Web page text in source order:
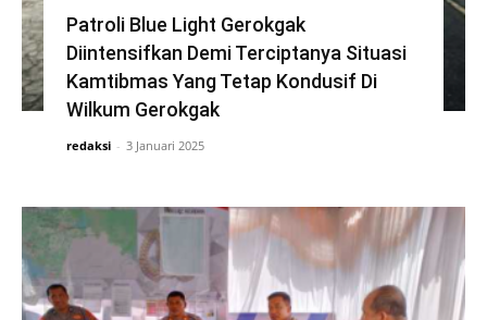
Patroli Blue Light Gerokgak
Diintensifkan Demi Terciptanya Situasi
Kamtibmas Yang Tetap Kondusif Di
Wilkum Gerokgak
redaksi - 3 Januari 2025